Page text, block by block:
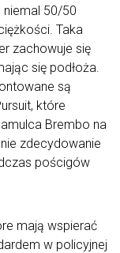
niemal 50/50
Taka
zachowuje się
się podłoża.
są
które
Brembo na
zdecydowanie
pościgów
mają wspierać
w policyjnej